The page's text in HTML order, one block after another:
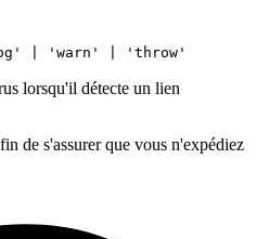
| 'warn' | 'throw'
lorsqu'il détecte un lien
de s'assurer que vous n'expédiez